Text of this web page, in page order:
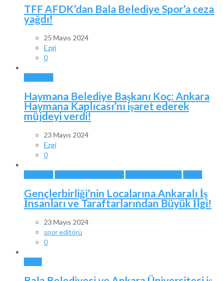
TFF AFDK’dan Bala Belediye Spor’a ceza
yağdı!
25 Mayıs 2024
Ezgi
0
Haymana Belediye Başkanı Koç: Ankara
Haymana Kaplıcası’nı işaret ederek
müjdeyi verdi!
23 Mayıs 2024
Ezgi
0
Gençlerbirliği’nin Localarına Ankaralı İş
İnsanları ve Taraftarlarından Büyük İlgi!
23 Mayıs 2024
spor editörü
0